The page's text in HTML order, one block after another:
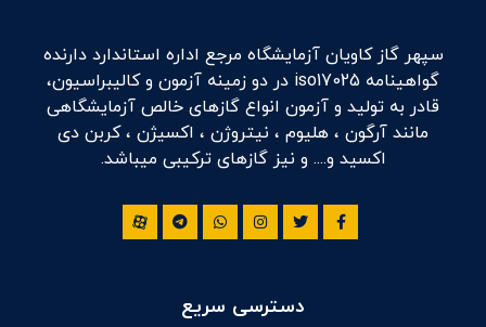
سپهر گاز کاویان آزمایشگاه مرجع اداره استاندارد دارنده
گواهینامه iso17025 در دو زمینه آزمون و کالیبراسیون،
قادر به تولید و آزمون انواع گازهای خالص آزمایشگاهی
مانند آرگون ، هلیوم ، نیتروژن ، اکسیژن ، کربن دی
اکسید و.... و نیز گازهای ترکیبی میباشد.
دسترسی سریع